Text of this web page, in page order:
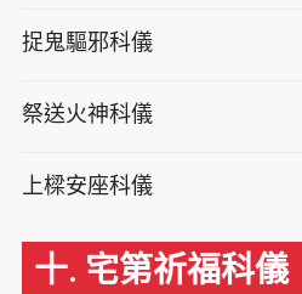
捉鬼驅邪科儀
祭送火神科儀
上樑安座科儀
十. 宅第祈福科儀